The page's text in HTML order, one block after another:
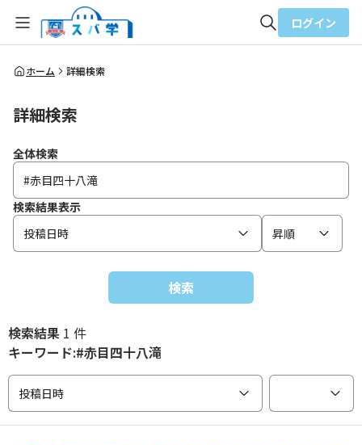
全体検索
ログイン
ホーム 詳細検索
詳細検索
全体検索
検索結果表示
投稿日時
昇順
検索
検索結果 1 件
キーワード:#赤目四十八滝
投稿日時